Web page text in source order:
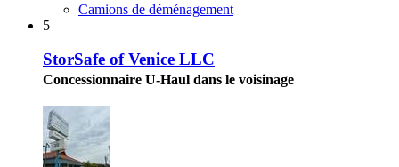
Camions de déménagement
5
StorSafe of Venice LLC
Concessionnaire U-Haul dans le voisinage